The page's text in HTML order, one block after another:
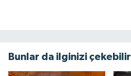
Bunlar da ilginizi çekebilir